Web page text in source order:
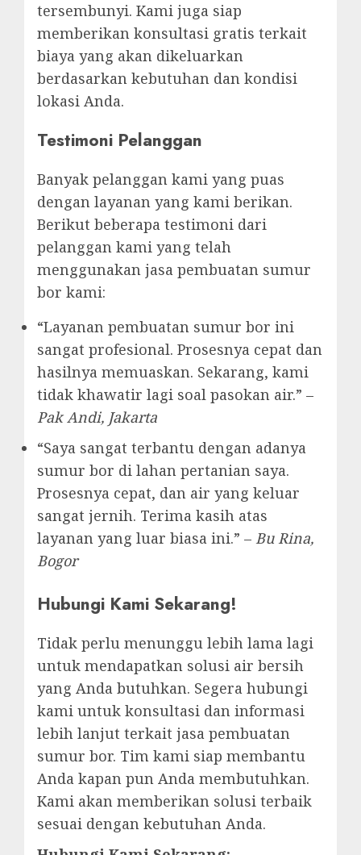
tersembunyi. Kami juga siap
memberikan konsultasi gratis terkait
biaya yang akan dikeluarkan
berdasarkan kebutuhan dan kondisi
lokasi Anda.
Testimoni Pelanggan
Banyak pelanggan kami yang puas
dengan layanan yang kami berikan.
Berikut beberapa testimoni dari
pelanggan kami yang telah
menggunakan jasa pembuatan sumur
bor kami:
“Layanan pembuatan sumur bor ini
sangat profesional. Prosesnya cepat dan
hasilnya memuaskan. Sekarang, kami
tidak khawatir lagi soal pasokan air.” –
Pak Andi, Jakarta
“Saya sangat terbantu dengan adanya
sumur bor di lahan pertanian saya.
Prosesnya cepat, dan air yang keluar
sangat jernih. Terima kasih atas
layanan yang luar biasa ini.” – Bu Rina,
Bogor
Hubungi Kami Sekarang!
Tidak perlu menunggu lebih lama lagi
untuk mendapatkan solusi air bersih
yang Anda butuhkan. Segera hubungi
kami untuk konsultasi dan informasi
lebih lanjut terkait jasa pembuatan
sumur bor. Tim kami siap membantu
Anda kapan pun Anda membutuhkan.
Kami akan memberikan solusi terbaik
sesuai dengan kebutuhan Anda.